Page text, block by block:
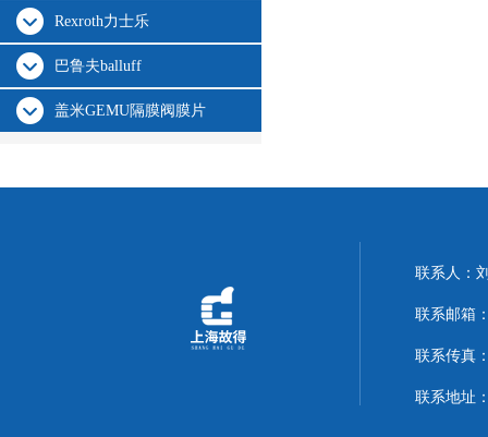
Rexroth力士乐
巴鲁夫balluff
盖米GEMU隔膜阀膜片
联系人：
联系邮箱
联系传真
联系地址